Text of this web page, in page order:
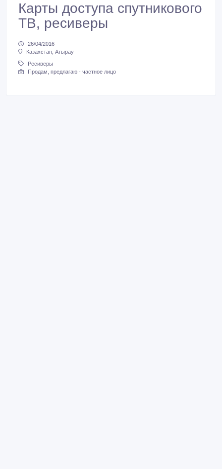
Карты доступа спутникового
ТВ, ресиверы
26/04/2016
Казахстан, Атырау
Ресиверы
Продам, предлагаю - частное лицо